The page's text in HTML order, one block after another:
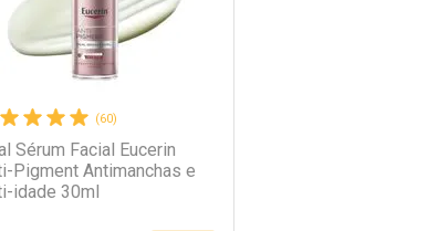
(60)
Sérum Facial Eucerin
Pigment Antimanchas e
idade 30ml